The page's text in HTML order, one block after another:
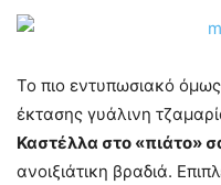
Το πιο εντυπωσιακό
έκτασης γυάλινη
Καστέλλα στο «πιάτο»
ανοιξιάτικη βραδιά.